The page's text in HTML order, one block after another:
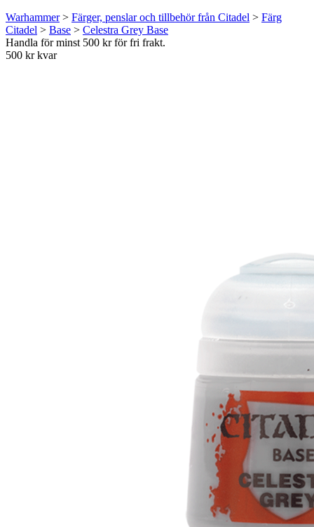
Warhammer> Färger, penslar och tillbehör från Citadel > Färg
Citadel > Base > Celestra Grey Base
Handla för minst 500 kr för fri frakt.
500 kr kvar